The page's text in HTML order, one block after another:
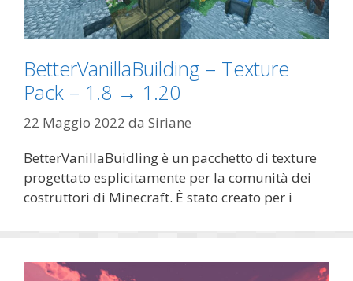
BetterVanillaBuilding – Texture
Pack – 1.8 → 1.20
22 Maggio 2022 da Siriane
BetterVanillaBuidling è un pacchetto di texture
progettato esplicitamente per la comunità dei
costruttori di Minecraft. È stato creato per i